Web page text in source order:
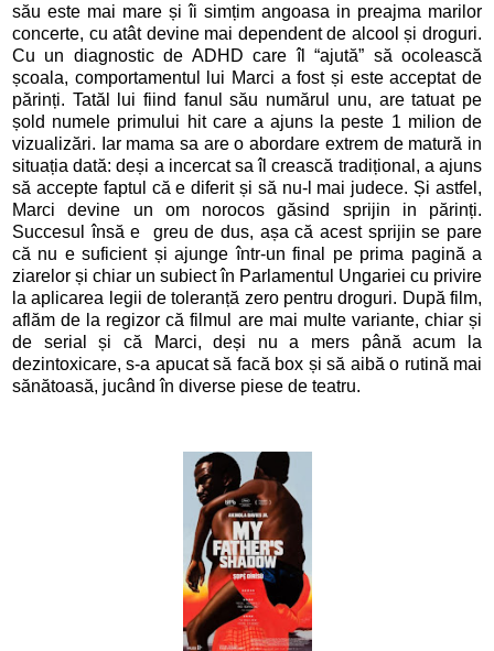
său este mai mare și îi simțim angoasa in preajma marilor
concerte, cu atât devine mai dependent de alcool și droguri.
Cu un diagnostic de ADHD care îl “ajută” să ocolească
școala, comportamentul lui Marci a fost și este acceptat de
părinți. Tatăl lui fiind fanul său numărul unu, are tatuat pe
șold numele primului hit care a ajuns la peste 1 milion de
vizualizări. Iar mama sa are o abordare extrem de matură in
situația dată: deși a incercat sa îl crească tradițional, a ajuns
să accepte faptul că e diferit și să nu-l mai judece. Și astfel,
Marci devine un om norocos găsind sprijin in părinți.
Succesul însă e greu de dus, așa că acest sprijin se pare
că nu e suficient și ajunge într-un final pe prima pagină a
ziarelor și chiar un subiect în Parlamentul Ungariei cu privire
la aplicarea legii de toleranță zero pentru droguri. După film,
aflăm de la regizor că filmul are mai multe variante, chiar și
de serial și că Marci, deși nu a mers până acum la
dezintoxicare, s-a apucat să facă box și să aibă o rutină mai
sănătoasă, jucând în diverse piese de teatru.